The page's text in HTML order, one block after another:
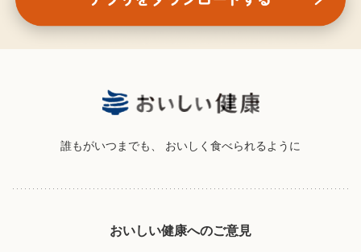
誰もがいつまでも、 おいしく食べられるように
おいしい健康へのご意見